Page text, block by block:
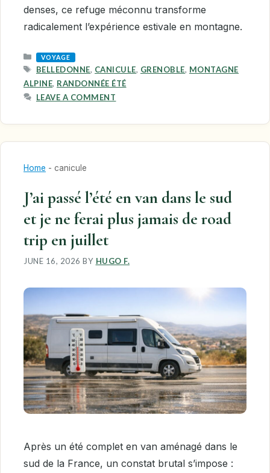
denses, ce refuge méconnu transforme
radicalement l’expérience estivale en montagne.
CATEGORIES
VOYAGE
TAGS
BELLEDONNE, CANICULE, GRENOBLE, MONTAGNE
ALPINE, RANDONNÉE ÉTÉ
LEAVE A COMMENT
Home - canicule
J’ai passé l’été en van dans le sud
et je ne ferai plus jamais de road
trip en juillet
JUNE 16, 2026 BY HUGO F.
Après un été complet en van aménagé dans le
sud de la France, un constat brutal s’impose :